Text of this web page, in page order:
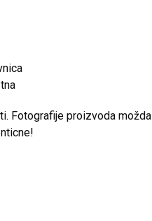
Fotografije proizvoda možda